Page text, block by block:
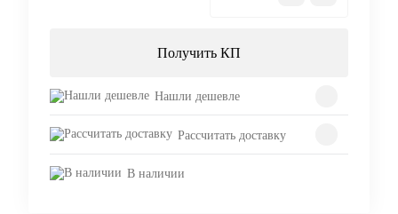
Получить КП
Нашли дешевле
Рассчитать доставку
В наличии